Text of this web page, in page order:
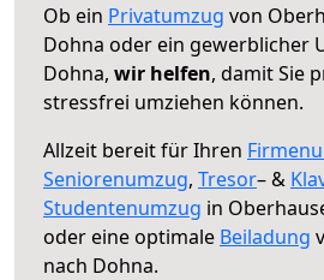
Ob ein Privatumzug von
Dohna oder ein gewerblicher
Dohna, wir helfen, damit Sie
stressfrei umziehen können.
Allzeit bereit für Ihren
Seniorenumzug, Tresor– &
Studentenumzug in
oder eine optimale Beiladung
nach Dohna.